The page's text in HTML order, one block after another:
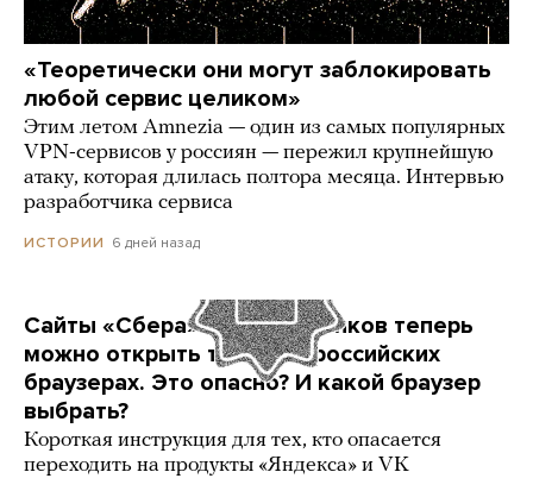
«Теоретически они могут заблокировать
любой сервис целиком»
Этим летом Amnezia — один из самых популярных
VPN-сервисов у россиян — пережил крупнейшую
атаку, которая длилась полтора месяца. Интервью
разработчика сервиса
ИСТОРИИ 6 дней назад
Сайты «Сбера» и других банков теперь
можно открыть только в российских
браузерах. Это опасно? И какой браузер
выбрать?
Короткая инструкция для тех, кто опасается
переходить на продукты «Яндекса» и VK